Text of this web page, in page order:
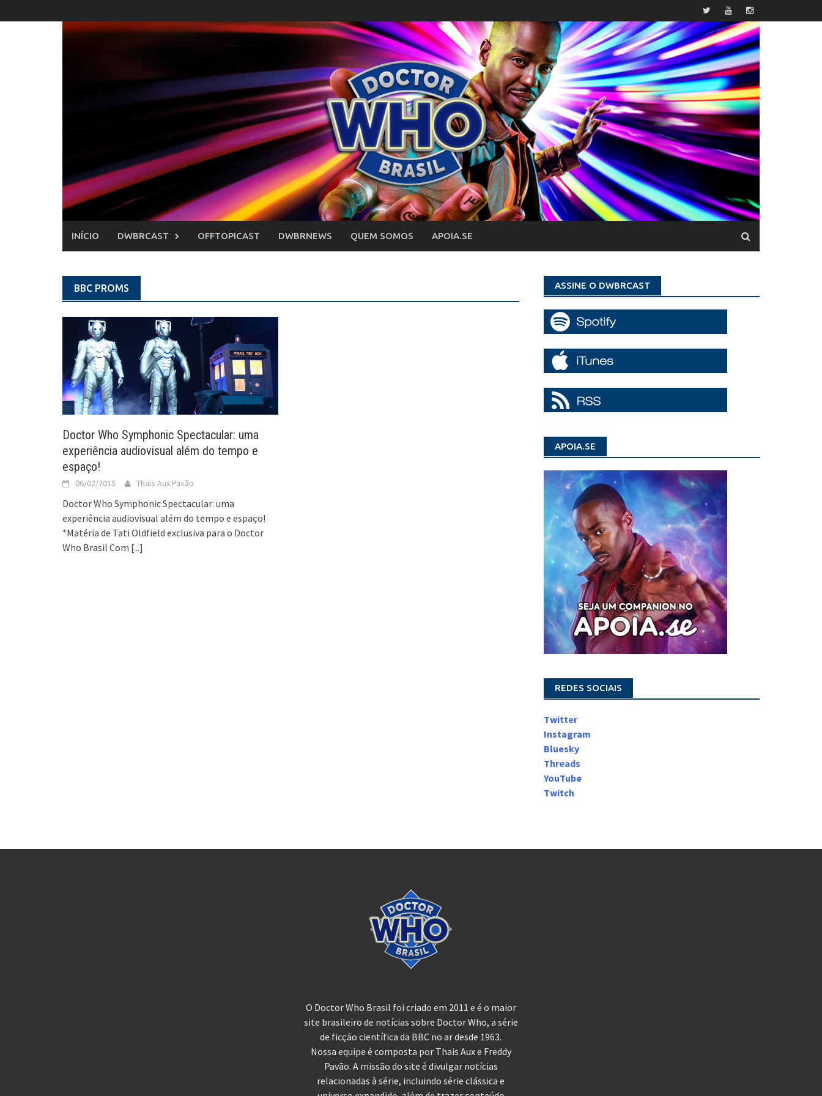
to
INÍCIO DWBRCAST OFFTOPICAST DWBRNEWS QUEM SOMOS APOIA.SE
BBC PROMS
Doctor Who Symphonic Spectacular: uma
experiência audiovisual além do tempo e
espaço!
06/02/2015 Thais Aux Pavão
Doctor Who Symphonic Spectacular: uma
experiência audiovisual além do tempo e espaço!
*Matéria de Tati Oldfield exclusiva para o Doctor
Who Brasil Com [...]
ASSINE O DWBRCAST
APOIA.SE
REDES SOCIAIS
Twitter
Instagram
Bluesky
Threads
YouTube
Twitch
O Doctor Who Brasil foi criado em 2011 e é o maior
site brasileiro de notícias sobre Doctor Who, a série
de ficção científica da BBC no ar desde 1963.
Nossa equipe é composta por Thais Aux e Freddy
Pavão. A missão do site é divulgar notícias
relacionadas à série, incluindo série clássica e